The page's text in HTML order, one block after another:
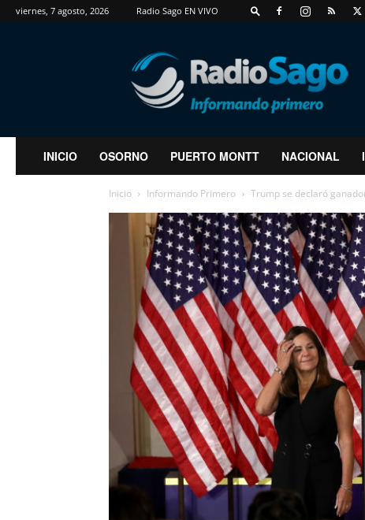
viernes, 7 agosto, 2026 Radio Sago EN VIVO
RadioSago
INICIO OSORNO PUERTO MONTT NACIONAL
Inicio Informando Primero Trump se declaró